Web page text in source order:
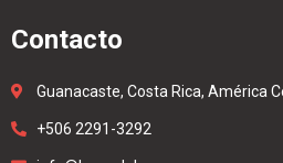
Contacto
Guanacaste, Costa Rica, América
+506 2291-3292